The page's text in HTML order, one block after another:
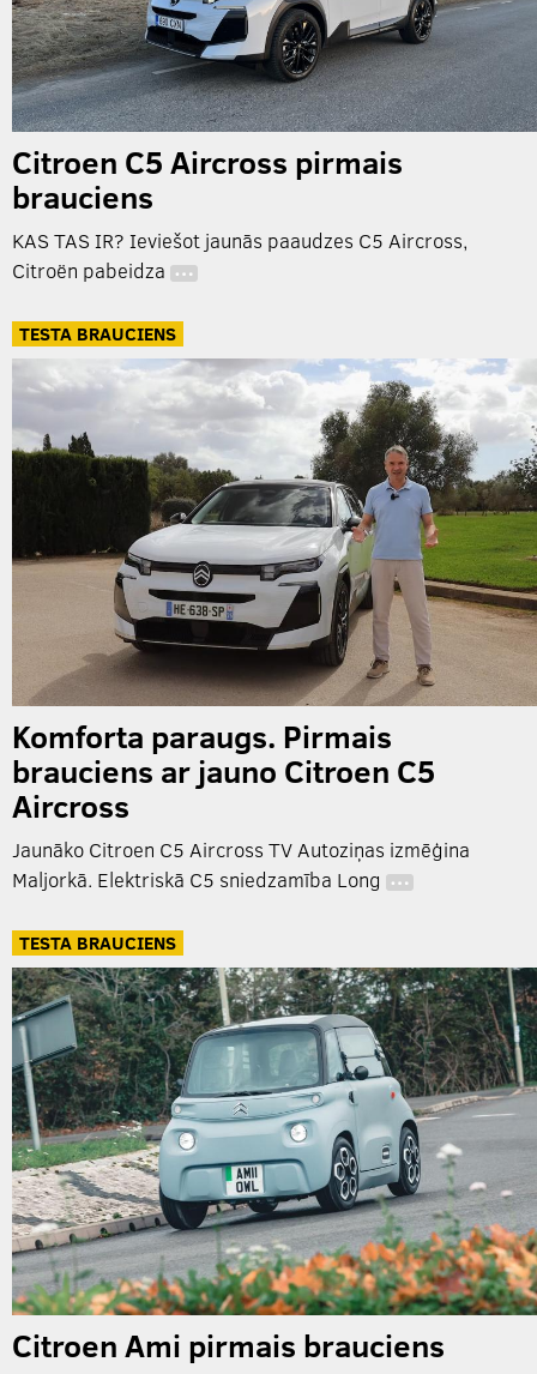
Citroen C5 Aircross pirmais
brauciens
KAS TAS IR? Ieviešot jaunās paaudzes C5 Aircross,
Citroën pabeidza …
TESTA BRAUCIENS
Komforta paraugs. Pirmais
brauciens ar jauno Citroen C5
Aircross
Jaunāko Citroen C5 Aircross TV Autoziņas izmēģina
Maljorkā. Elektriskā C5 sniedzamība Long …
TESTA BRAUCIENS
Citroen Ami pirmais brauciens